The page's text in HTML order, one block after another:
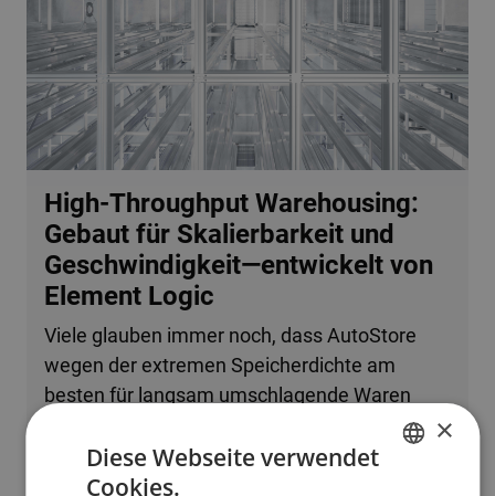
High-Throughput Warehousing:
Gebaut für Skalierbarkeit und
Geschwindigkeit—entwickelt von
Element Logic
Viele glauben immer noch, dass AutoStore
wegen der extremen Speicherdichte am
besten für langsam umschlagende Waren
oder kleine Betriebe geeignet ist. Tatsache ist,
dass das System problemlos mehrere
zehntausend Bestellzeilen pro Stunde
×
Diese Webseite verwendet
Cookies.